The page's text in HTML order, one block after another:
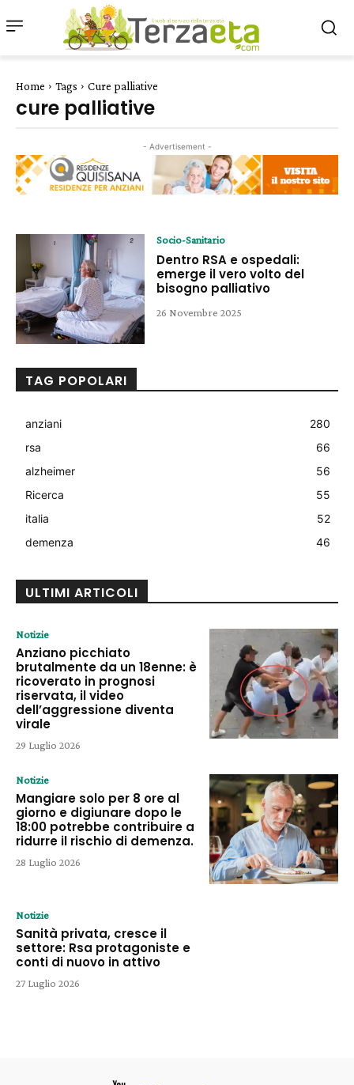
Home Tags Cure palliative
cure palliative
- Advertisement -
Socio-Sanitario
Dentro RSA e ospedali:
emerge il vero volto del
bisogno palliativo
26 Novembre 2025
TAG POPOLARI
anziani
280
rsa
66
alzheimer
56
Ricerca
55
italia
52
demenza
46
ULTIMI ARTICOLI
Notizie
Anziano picchiato
brutalmente da un 18enne: è
ricoverato in prognosi
riservata, il video
dell’aggressione diventa
virale
29 Luglio 2026
Notizie
Mangiare solo per 8 ore al
giorno e digiunare dopo le
18:00 potrebbe contribuire a
ridurre il rischio di demenza.
28 Luglio 2026
Notizie
Sanità privata, cresce il
settore: Rsa protagoniste e
conti di nuovo in attivo
27 Luglio 2026